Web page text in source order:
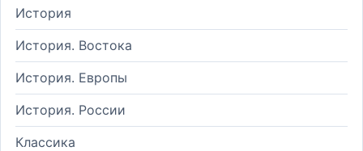
История
История. Востока
История. Европы
История. России
Классика